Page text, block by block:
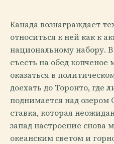
Канада вознаграждает
относиться к ней как к
национальному набору.
съесть на обед
оказаться в
доехать до Торонто, где
поднимается над
ставка, которая
запад настроение снова
океанским светом и